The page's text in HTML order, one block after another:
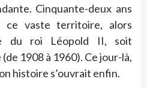
Cinquante-deux ans
ce vaste territoire, alors
du roi Léopold II, soit
1908 à 1960). Ce jour-là,
histoire s’ouvrait enfin.